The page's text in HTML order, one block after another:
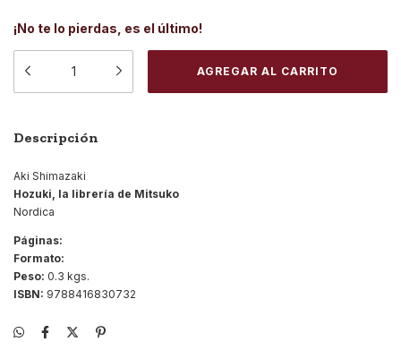
¡No te lo pierdas, es el último!
Descripción
Aki Shimazaki
Hozuki, la librería de Mitsuko
Nordica
Páginas:
Formato:
Peso: 0.3 kgs.
ISBN: 9788416830732